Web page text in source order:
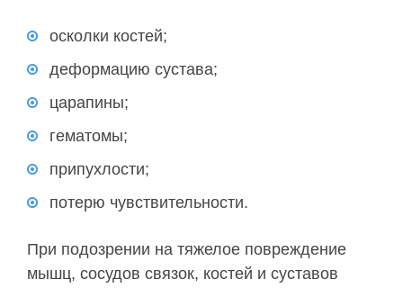
осколки костей;
деформацию сустава;
царапины;
гематомы;
припухлости;
потерю чувствительности.
При подозрении на тяжелое повреждение
мышц, сосудов связок, костей и суставов